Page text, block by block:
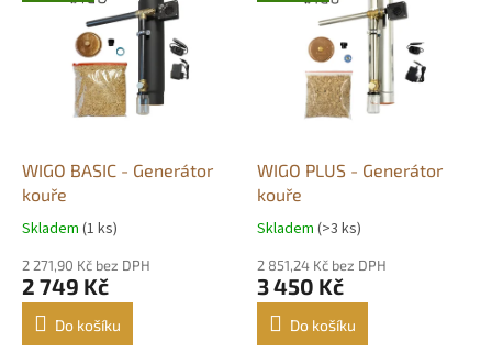
WIGO BASIC - Generátor
kouře
Průměrné
produktu
je
5,0
Skladem (1 ks)
2 271,90 Kč bez DPH
2 749 Kč
Do košíku
WIGO PLUS - Generátor
kouře
Průměrné
produktu
je
5,0
Skladem (>3 ks)
2 851,24 Kč bez DPH
3 450 Kč
Do košíku